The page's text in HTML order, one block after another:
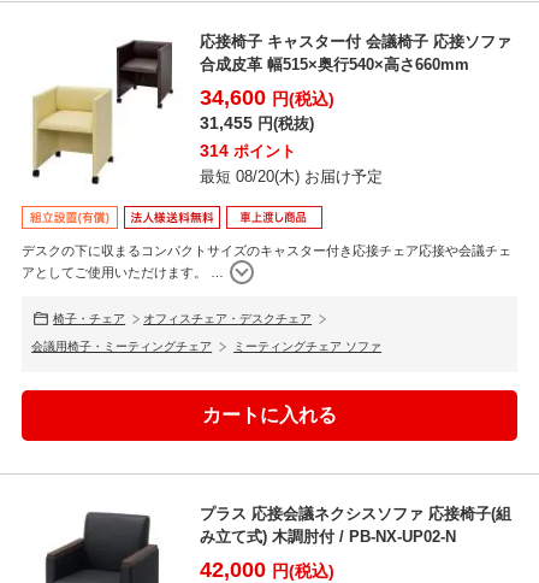
応接椅子 キャスター付 会議椅子 応接ソファ
合成皮革 幅515×奥行540×高さ660mm
34,600 円(税込)
31,455 円(税抜)
314 ポイント
最短 08/20(木) お届け予定
デスクの下に収まるコンパクトサイズのキャスター付き応接チェア応接や会議チェ
アとしてご使用いただけます。
椅子・チェア オフィスチェア・デスクチェア
会議用椅子・ミーティングチェア ミーティングチェア ソファ
プラス 応接会議ネクシスソファ 応接椅子(組
み立て式) 木調肘付 / PB-NX-UP02-N
42,000 円(税込)